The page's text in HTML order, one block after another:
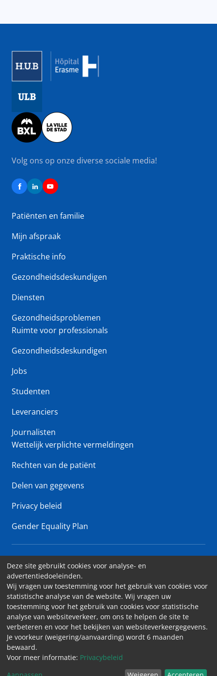
Image
Volg ons op onze diverse sociale media!
Patiënten en familie
Mijn afspraak
Praktische info
Gezondheidsdeskundigen
Diensten
Gezondheidsproblemen
Ruimte voor professionals
Gezondheidsdeskundigen
Jobs
Studenten
Leveranciers
Journalisten
Wettelijk verplichte vermeldingen
Rechten van de patiënt
Delen van gegevens
Privacy beleid
Gender Equality Plan
Toegankelijkheid
Contact
Cookies
Wettelijk vermeldingen
Deze site gebruikt cookies voor analyse- en
advertentiedoeleinden.
Wij vragen uw toestemming voor het gebruik van cookies voor
statistische analyse van de website. Wij vragen uw
toestemming voor het gebruik van cookies voor statistische
analyse van websiteverkeer, om ons te helpen de site te
verbeteren en voor het bekijken van websiteverkeergegevens.
Je voorkeur (weigering/aanvaarding) wordt 6 maanden
bewaard.
Voor meer informatie: Privacybeleid